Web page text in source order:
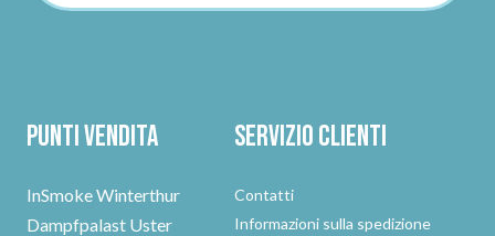
Punti vendita
InSmoke Winterthur
Dampfpalast Uster
Servizio clienti
Contatti
Informazioni sulla spedizione